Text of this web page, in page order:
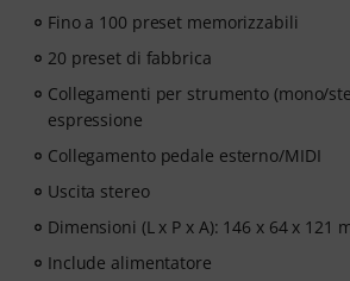
Fino a 100 preset memorizzabili
20 preset di fabbrica
Collegamenti per strumento (mono/
espressione
Collegamento pedale esterno/MIDI
Uscita stereo
Dimensioni (L x P x A): 146 x 64 x 121
Include alimentatore